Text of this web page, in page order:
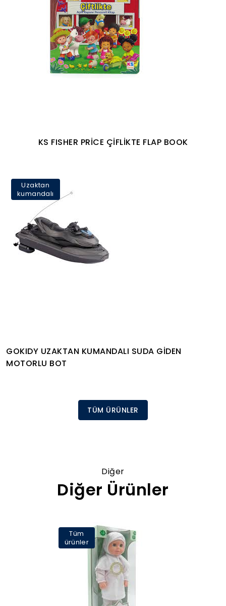
KS FISHER PRİCE ÇİFLİKTE FLAP BOOK
Uzaktan
kumandalı
GOKIDY UZAKTAN KUMANDALI SUDA GİDEN
MOTORLU BOT
TÜM ÜRÜNLER
Diğer
Diğer Ürünler
Tüm
ürünler